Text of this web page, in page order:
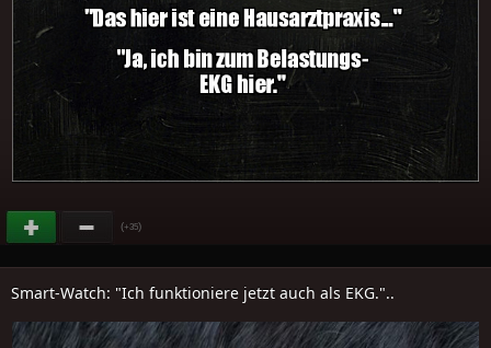
(+35)
Smart-Watch: "Ich funktioniere jetzt auch als EKG."..